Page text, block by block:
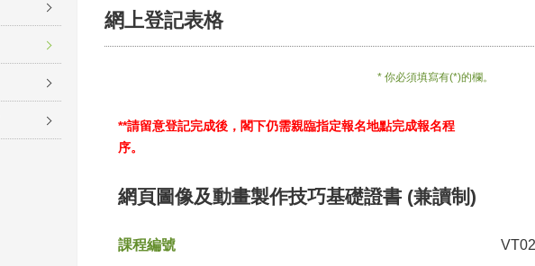
網上登記表格
* 你必須填寫有(*)的欄。
**請留意登記完成後，閣下仍需親臨指定報名地點完成報名程
序。
網頁圖像及動畫製作技巧基礎證書 (兼讀制)
課程編號